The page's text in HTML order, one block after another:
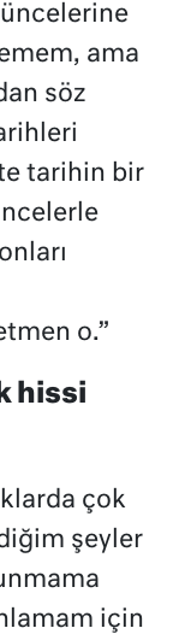
ama
söz
tarihin bir
o.”
hissi
çok
şeyler
için